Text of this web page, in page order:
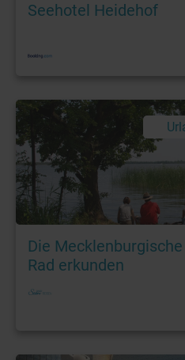
Seehotel Heidehof
Die
Rad erkunden